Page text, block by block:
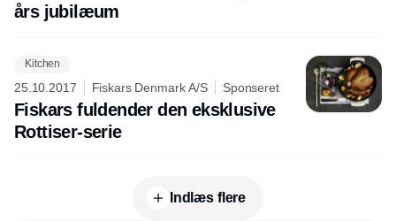
års jubilæum
Kitchen
25.10.2017 Fiskars Denmark A/S Sponseret
Fiskars fuldender den eksklusive
Rottiser-serie
Indlæs flere